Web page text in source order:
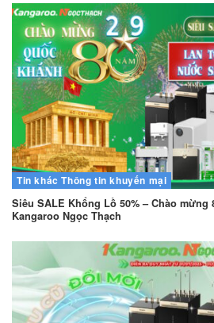
Tin khác Thông tin khuyến mại
Siêu SALE Khổng Lồ 50% – Chào mừng
Kangaroo Ngọc Thạch